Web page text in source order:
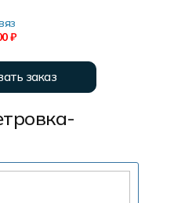
₽
заказ